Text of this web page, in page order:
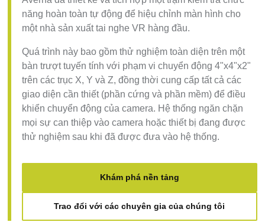
năng hoàn toàn tự động để hiệu chỉnh màn hình cho
một nhà sản xuất tai nghe VR hàng đầu.
Quá trình này bao gồm thử nghiệm toàn diện trên một
bàn trượt tuyến tính với phạm vi chuyển động 4"x4"x2"
trên các trục X, Y và Z, đồng thời cung cấp tất cả các
giao diện cần thiết (phần cứng và phần mềm) để điều
khiển chuyển động của camera. Hệ thống ngăn chặn
mọi sự can thiệp vào camera hoặc thiết bị đang được
thử nghiệm sau khi đã được đưa vào hệ thống.
Khám phá nền tảng
Trao đổi với các chuyên gia của chúng tôi